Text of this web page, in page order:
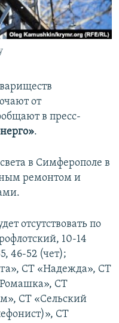
от
в пресс-
.
в Симферополе в
ремонтом и
отсутствовать по
10-14
46-52 (чет);
СТ «Надежда», СТ
СТ
СТ «Сельский
СТ